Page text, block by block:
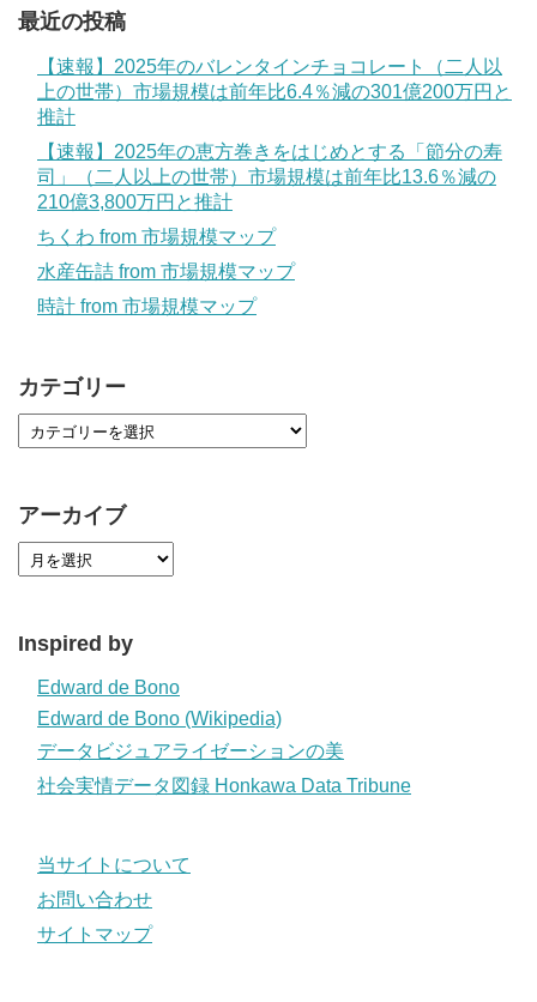
最近の投稿
【速報】2025年のバレンタインチョコレート（二人以
上の世帯）市場規模は前年比6.4％減の301億200万円と
推計
【速報】2025年の恵方巻きをはじめとする「節分の寿
司」（二人以上の世帯）市場規模は前年比13.6％減の
210億3,800万円と推計
ちくわ from 市場規模マップ
水産缶詰 from 市場規模マップ
時計 from 市場規模マップ
カテゴリー
アーカイブ
Inspired by
Edward de Bono
Edward de Bono (Wikipedia)
データビジュアライゼーションの美
社会実情データ図録 Honkawa Data Tribune
当サイトについて
お問い合わせ
サイトマップ